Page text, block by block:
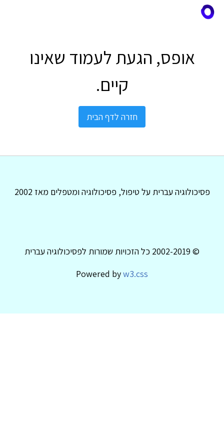
אופס, הגעת לעמוד שאינו
קיים.
חזרה לדף הבית
פסיכולוגיה עברית על טיפול, פסיכולוגיה ומטפלים מאז 2002
© 2002-2019 כל הזכויות שמורות לפסיכולוגיה עברית
Powered byw3.css